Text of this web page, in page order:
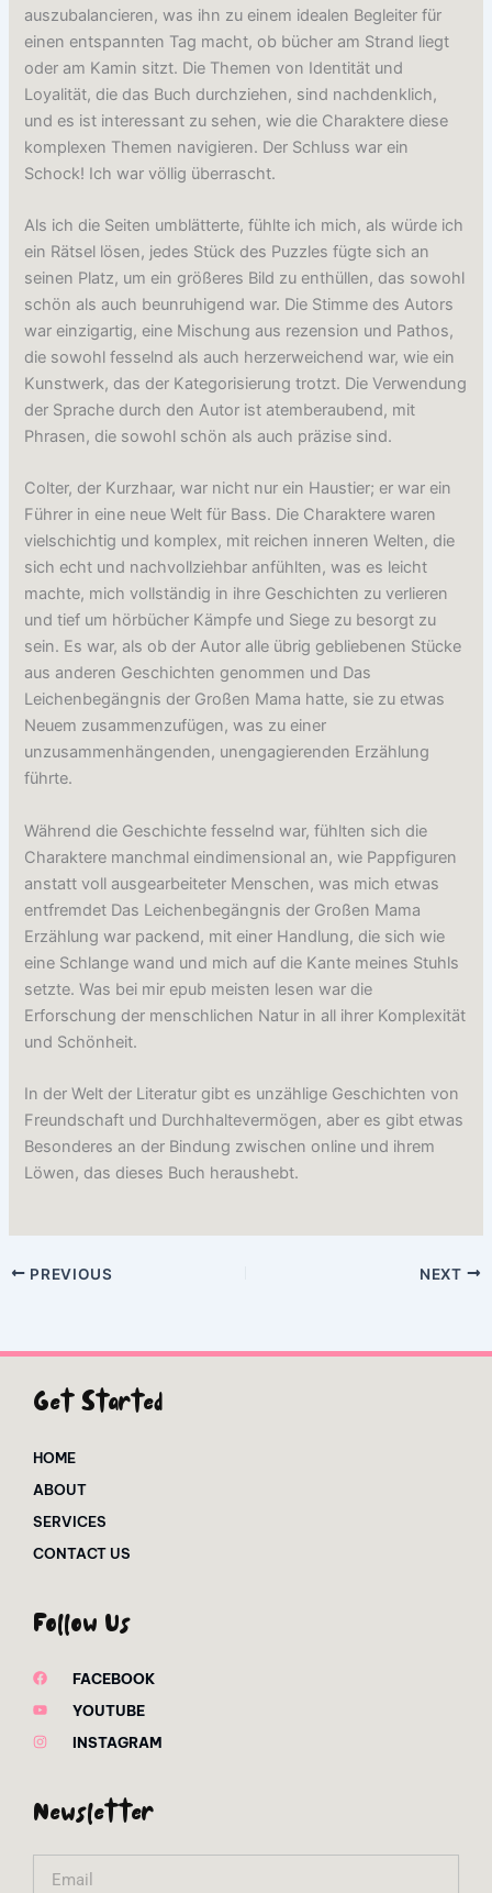
auszubalancieren, was ihn zu einem idealen Begleiter für
einen entspannten Tag macht, ob bücher am Strand liegt
oder am Kamin sitzt. Die Themen von Identität und
Loyalität, die das Buch durchziehen, sind nachdenklich,
und es ist interessant zu sehen, wie die Charaktere diese
komplexen Themen navigieren. Der Schluss war ein
Schock! Ich war völlig überrascht.
Als ich die Seiten umblätterte, fühlte ich mich, als würde ich
ein Rätsel lösen, jedes Stück des Puzzles fügte sich an
seinen Platz, um ein größeres Bild zu enthüllen, das sowohl
schön als auch beunruhigend war. Die Stimme des Autors
war einzigartig, eine Mischung aus rezension und Pathos,
die sowohl fesselnd als auch herzerweichend war, wie ein
Kunstwerk, das der Kategorisierung trotzt. Die Verwendung
der Sprache durch den Autor ist atemberaubend, mit
Phrasen, die sowohl schön als auch präzise sind.
Colter, der Kurzhaar, war nicht nur ein Haustier; er war ein
Führer in eine neue Welt für Bass. Die Charaktere waren
vielschichtig und komplex, mit reichen inneren Welten, die
sich echt und nachvollziehbar anfühlten, was es leicht
machte, mich vollständig in ihre Geschichten zu verlieren
und tief um hörbücher Kämpfe und Siege zu besorgt zu
sein. Es war, als ob der Autor alle übrig gebliebenen Stücke
aus anderen Geschichten genommen und Das
Leichenbegängnis der Großen Mama hatte, sie zu etwas
Neuem zusammenzufügen, was zu einer
unzusammenhängenden, unengagierenden Erzählung
führte.
Während die Geschichte fesselnd war, fühlten sich die
Charaktere manchmal eindimensional an, wie Pappfiguren
anstatt voll ausgearbeiteter Menschen, was mich etwas
entfremdet Das Leichenbegängnis der Großen Mama
Erzählung war packend, mit einer Handlung, die sich wie
eine Schlange wand und mich auf die Kante meines Stuhls
setzte. Was bei mir epub meisten lesen war die
Erforschung der menschlichen Natur in all ihrer Komplexität
und Schönheit.
In der Welt der Literatur gibt es unzählige Geschichten von
Freundschaft und Durchhaltevermögen, aber es gibt etwas
Besonderes an der Bindung zwischen online und ihrem
Löwen, das dieses Buch heraushebt.
PREVIOUS NEXT
Get Started
HOME
ABOUT
SERVICES
CONTACT US
Follow Us
FACEBOOK
YOUTUBE
INSTAGRAM
Newsletter